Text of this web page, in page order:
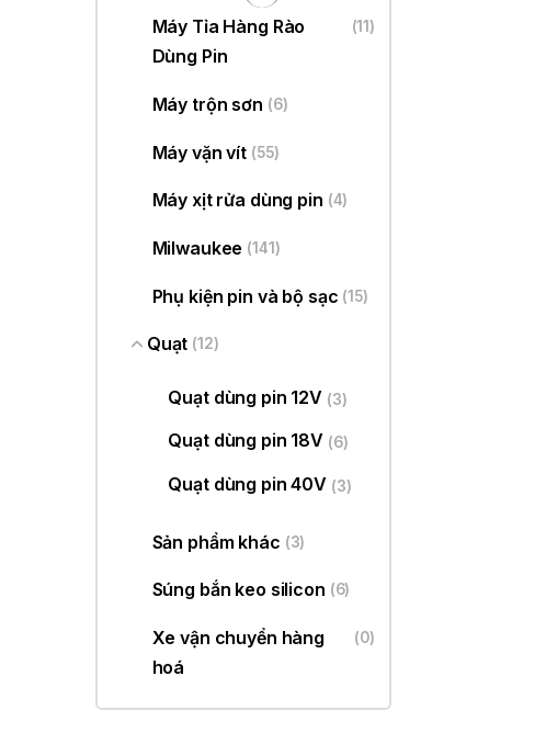
Máy Tỉa Hàng Rào
Dùng Pin
(11)
Máy trộn sơn (6)
Máy vặn vít (55)
Máy xịt rửa dùng pin (4)
Milwaukee (141)
Phụ kiện pin và bộ sạc (15)
Quạt (12)
Quạt dùng pin 12V (3)
Quạt dùng pin 18V (6)
Quạt dùng pin 40V (3)
Sản phẩm khác (3)
Súng bắn keo silicon (6)
Xe vận chuyển hàng
hoá
(0)